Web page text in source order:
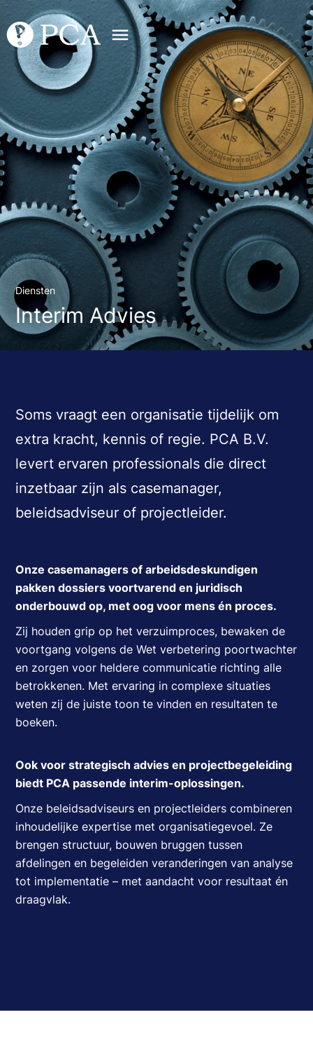
Diensten
Interim Advies
Soms vraagt een organisatie tijdelijk om
extra kracht, kennis of regie. PCA B.V.
levert ervaren professionals die direct
inzetbaar zijn als casemanager,
beleidsadviseur of projectleider.
Onze casemanagers of arbeidsdeskundigen
pakken dossiers voortvarend en juridisch
onderbouwd op, met oog voor mens én proces.
Zij houden grip op het verzuimproces, bewaken de
voortgang volgens de Wet verbetering poortwachter
en zorgen voor heldere communicatie richting alle
betrokkenen. Met ervaring in complexe situaties
weten zij de juiste toon te vinden en resultaten te
boeken.
Ook voor strategisch advies en projectbegeleiding
biedt PCA passende interim-oplossingen.
Onze beleidsadviseurs en projectleiders combineren
inhoudelijke expertise met organisatiegevoel. Ze
brengen structuur, bouwen bruggen tussen
afdelingen en begeleiden veranderingen van analyse
tot implementatie – met aandacht voor resultaat én
draagvlak.